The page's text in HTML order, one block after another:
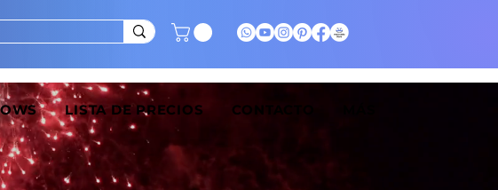
LISTA DE PRECIOS CONTACTO